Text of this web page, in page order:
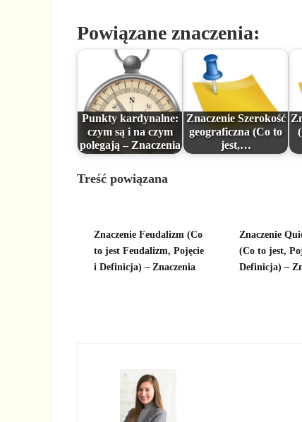
Powiązane znaczenia:
Punkty kardynalne:
czym są i na czym
polegają – Znaczenia
Znaczenie Szerokość
geograficzna (Co to
jest,…
Treść powiązana
Znaczenie Feudalizm (Co
to jest Feudalizm, Pojęcie
i Definicja) – Znaczenia
Znaczenie
(Co to jest,
Definicja) –